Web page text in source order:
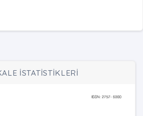
İSTATİSTİKLERİ